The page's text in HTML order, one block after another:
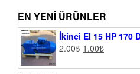
EN YENI ÜRÜNLER
İkinci El 15 HP 170
2.00₺ 1.00₺